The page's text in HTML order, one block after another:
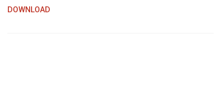
Educação, Cultura, Desporto e Turismo
DOWNLOAD